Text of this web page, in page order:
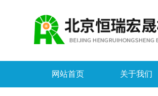
网站首页 关于我们